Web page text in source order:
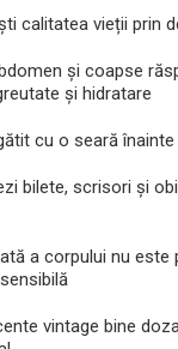
calitatea vieții prin
și coapse
și hidratare
cu o seară
bilete, scrisori și
a corpului nu este
vintage bine